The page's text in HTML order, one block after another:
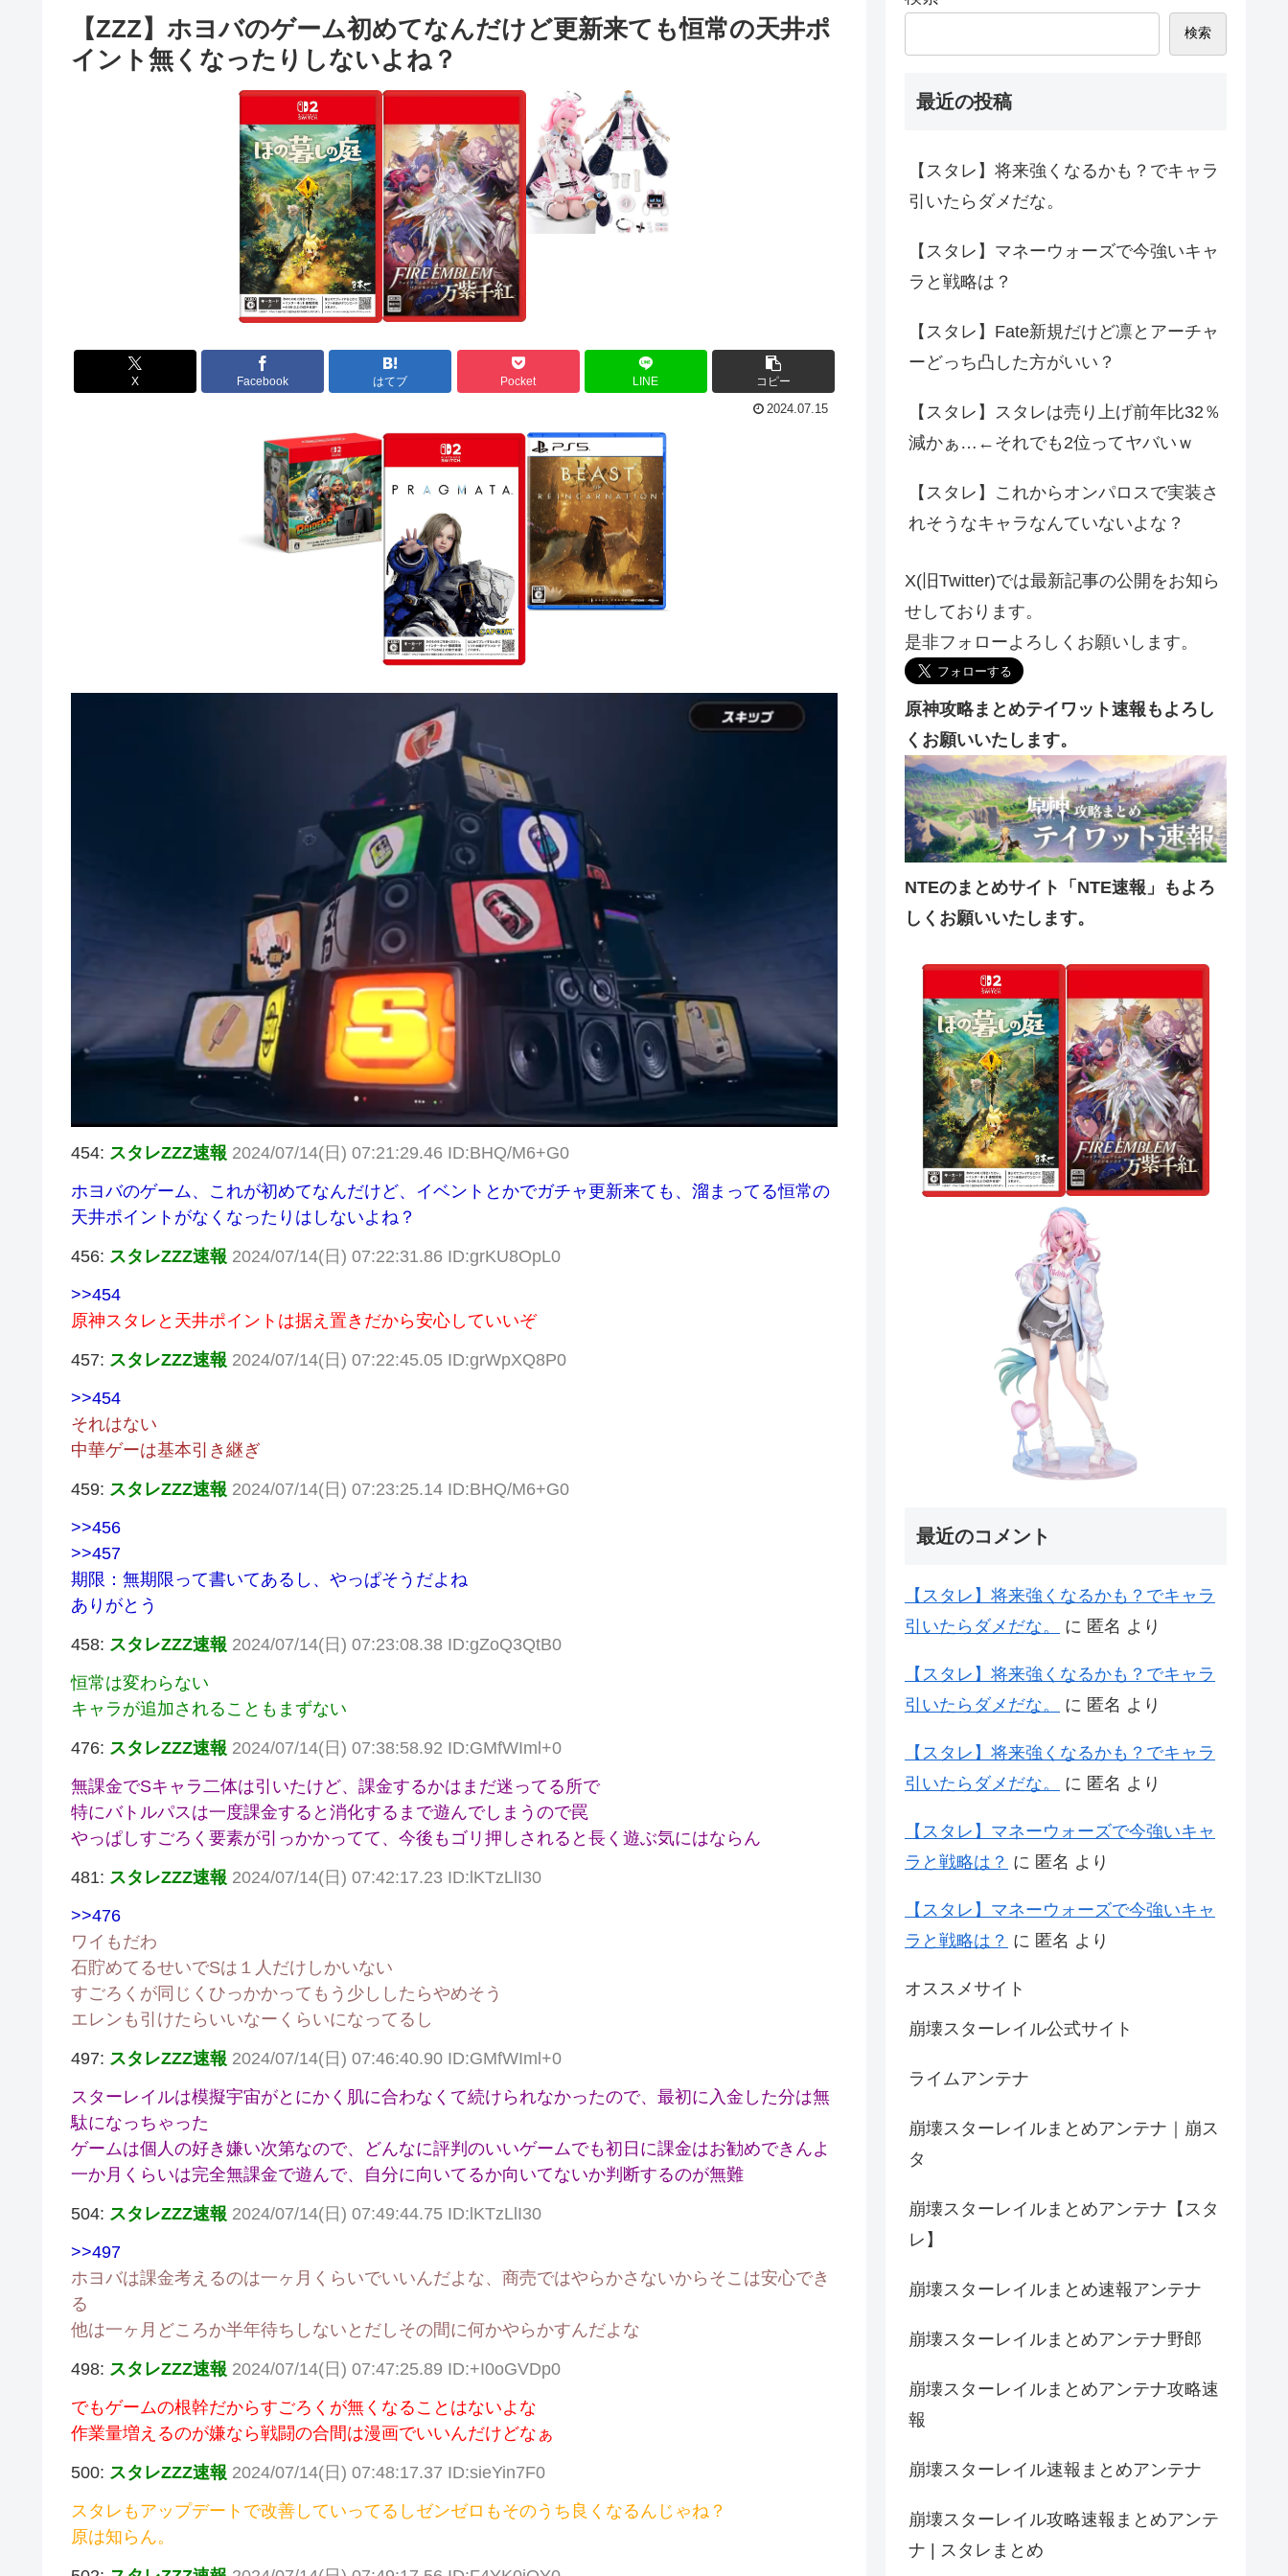
【ZZZ】ホヨバのゲーム初めてなんだけど更新来ても恒常の天井ポ
イント無くなったりしないよね？
X Facebook はてブ Pocket LINE コピー
2024.07.15
454: スタレZZZ速報 2024/07/14(日) 07:21:29.46 ID:BHQ/M6+G0
ホヨバのゲーム、これが初めてなんだけど、イベントとかでガチャ更新来ても、溜まってる恒常の
天井ポイントがなくなったりはしないよね？
456: スタレZZZ速報 2024/07/14(日) 07:22:31.86 ID:grKU8OpL0
>>454
原神スタレと天井ポイントは据え置きだから安心していいぞ
457: スタレZZZ速報 2024/07/14(日) 07:22:45.05 ID:grWpXQ8P0
>>454
それはない
中華ゲーは基本引き継ぎ
459: スタレZZZ速報 2024/07/14(日) 07:23:25.14 ID:BHQ/M6+G0
>>456
>>457
期限：無期限って書いてあるし、やっぱそうだよね
ありがとう
458: スタレZZZ速報 2024/07/14(日) 07:23:08.38 ID:gZoQ3QtB0
恒常は変わらない
キャラが追加されることもまずない
476: スタレZZZ速報 2024/07/14(日) 07:38:58.92 ID:GMfWIml+0
無課金でSキャラ二体は引いたけど、課金するかはまだ迷ってる所で
特にバトルパスは一度課金すると消化するまで遊んでしまうので罠
やっぱしすごろく要素が引っかかってて、今後もゴリ押しされると長く遊ぶ気にはならん
481: スタレZZZ速報 2024/07/14(日) 07:42:17.23 ID:lKTzLlI30
>>476
ワイもだわ
石貯めてるせいでSは１人だけしかいない
すごろくが同じくひっかかってもう少ししたらやめそう
エレンも引けたらいいなーくらいになってるし
497: スタレZZZ速報 2024/07/14(日) 07:46:40.90 ID:GMfWIml+0
スターレイルは模擬宇宙がとにかく肌に合わなくて続けられなかったので、最初に入金した分は無
駄になっちゃった
ゲームは個人の好き嫌い次第なので、どんなに評判のいいゲームでも初日に課金はお勧めできんよ
一か月くらいは完全無課金で遊んで、自分に向いてるか向いてないか判断するのが無難
504: スタレZZZ速報 2024/07/14(日) 07:49:44.75 ID:lKTzLlI30
>>497
ホヨバは課金考えるのは一ヶ月くらいでいいんだよな、商売ではやらかさないからそこは安心でき
る
他は一ヶ月どころか半年待ちしないとだしその間に何かやらかすんだよな
498: スタレZZZ速報 2024/07/14(日) 07:47:25.89 ID:+I0oGVDp0
でもゲームの根幹だからすごろくが無くなることはないよな
作業量増えるのが嫌なら戦闘の合間は漫画でいいんだけどなぁ
500: スタレZZZ速報 2024/07/14(日) 07:48:17.37 ID:sieYin7F0
スタレもアップデートで改善していってるしゼンゼロもそのうち良くなるんじゃね？
原は知らん。
検索
最近の投稿
【スタレ】将来強くなるかも？でキャラ
引いたらダメだな。
【スタレ】マネーウォーズで今強いキャ
ラと戦略は？
【スタレ】Fate新規だけど凛とアーチャ
ーどっち凸した方がいい？
【スタレ】スタレは売り上げ前年比32％
減かぁ…←それでも2位ってヤバいｗ
【スタレ】これからオンパロスで実装さ
れそうなキャラなんていないよな？
X(旧Twitter)では最新記事の公開をお知ら
せしております。
是非フォローよろしくお願いします。
原神攻略まとめテイワット速報もよろし
くお願いいたします。
NTEのまとめサイト「NTE速報」もよろ
しくお願いいたします。
最近のコメント
【スタレ】将来強くなるかも？でキャラ
引いたらダメだな。
に 匿名 より
【スタレ】将来強くなるかも？でキャラ
引いたらダメだな。
に 匿名 より
【スタレ】将来強くなるかも？でキャラ
引いたらダメだな。
に 匿名 より
【スタレ】マネーウォーズで今強いキャ
ラと戦略は？ に 匿名 より
【スタレ】マネーウォーズで今強いキャ
ラと戦略は？ に 匿名 より
オススメサイト
崩壊スターレイル公式サイト
ライムアンテナ
崩壊スターレイルまとめアンテナ｜崩ス
タ
崩壊スターレイルまとめアンテナ【スタ
レ】
崩壊スターレイルまとめ速報アンテナ
崩壊スターレイルまとめアンテナ野郎
崩壊スターレイルまとめアンテナ攻略速
報
崩壊スターレイル速報まとめアンテナ
崩壊スターレイル攻略速報まとめアンテ
ナ | スタレまとめ